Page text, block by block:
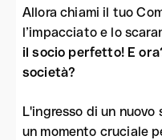
Allora chiami il tuo
l’impacciato e lo
il socio perfetto! E
società?
L'ingresso di un
un momento cruciale